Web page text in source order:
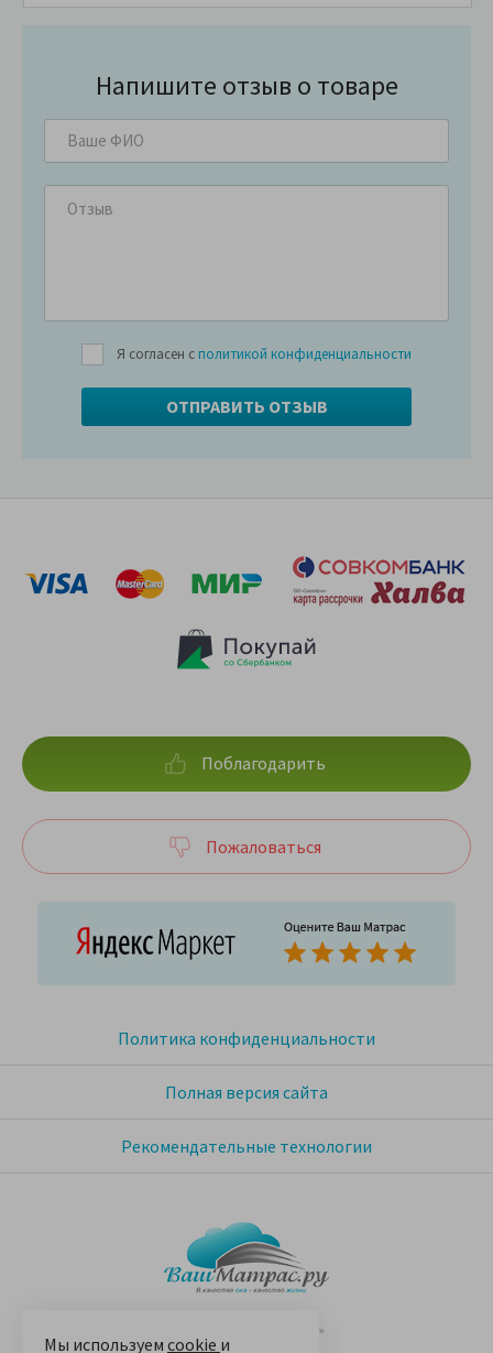
Напишите отзыв о товаре
Я согласен с политикой конфиденциальности
© 2005-2026 «Ваш матрас»
Политика конфиденциальности
Полная версия сайта
Рекомендательные технологии
Поблагодарить
Пожаловаться
Мы используем cookie и